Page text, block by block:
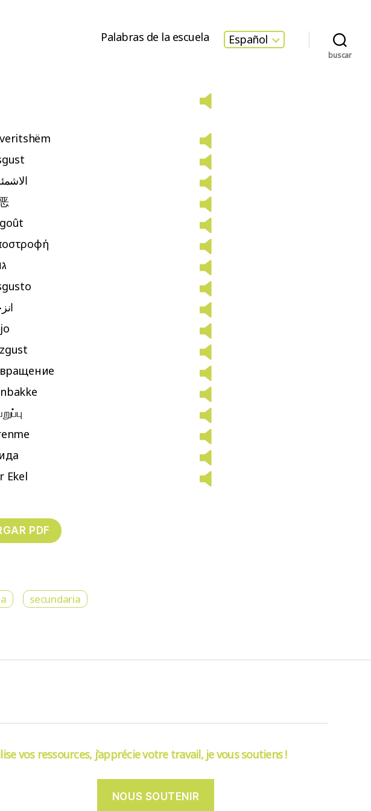
Palabras de la escuela Español
buscar
Ekel
secundaria
vos ressources, j’apprécie votre travail, je vous soutiens !
NOUS SOUTENIR